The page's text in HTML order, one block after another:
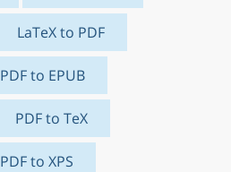
LaTeX to PDF
PDF to EPUB
PDF to TeX
PDF to XPS